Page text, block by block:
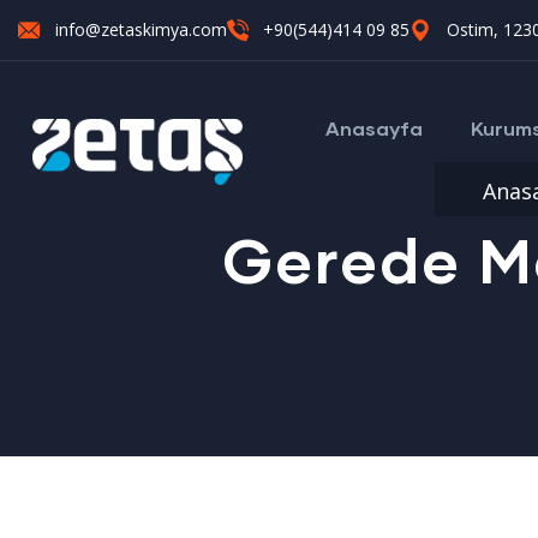
info@zetaskimya.com +90(544)414 09 85 Ostim,
Anasayfa
Gerede